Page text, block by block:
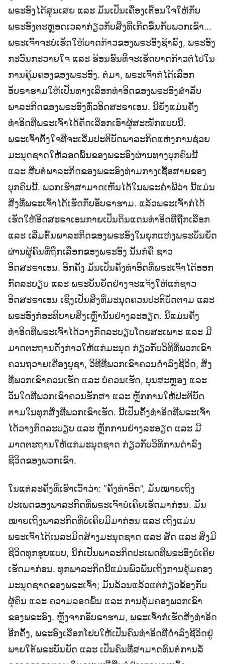
ພຣະອົງໄດ້ສູນເສຍ ແລະ ມັນເປັນເຄື່ອງເຕືອນໃຈໃຫ້ກັບ
ພຣະອົງຕະຫຼອດເວລາກ່ຽວກັບສິ່ງທີ່ເກີດຂຶ້ນກັບພວກເຂົາ...
ພຣະເຈົ້າຈະບໍ່ເຮັດໃຫ້ບາດກ້າວຂອງພຣະອົງຊ້າລົງ, ພຣະອົງ
ກະວົນກະວາຍໃຈ ແລະ ຮ້ອນຮົນທີ່ຈະເຮັດບາດກ້າວຕໍ່ໄປໃນ
ການຄຸ້ມຄອງຂອງພຣະອົງ. ຕໍ່ມາ, ພຣະເຈົ້າກໍໄດ້ເລືອກ
ອັບຣາຮາມໃຫ້ເປັນທາງເລືອກທຳອິດຂອງພຣະອົງສຳລັບ
ພາລະກິດຂອງພຣະອົງທົ່ວອິດສະຣາເອນ. ນີ້ຍັງແມ່ນຄັ້ງ
ທຳອິດທີ່ພຣະເຈົ້າໄດ້ຄັດເລືອກເອົາຜູ້ສະໝັກແບບນີ້.
ພຣະເຈົ້າຕັ້ງໃຈທີ່ຈະເລີ່ມປະຕິບັດພາລະກິດແຫ່ງການຊ່ວຍ
ມະນຸດຊາດໃຫ້ລອດພົ້ນຂອງພຣະອົງຜ່ານທາງບຸກຄົນນີ້
ແລະ ສືບຕໍ່ພາລະກິດຂອງພຣະອົງທ່າມກາງເຊື້ອສາຍຂອງ
ບຸກຄົນນີ້. ພວກເຮົາສາມາດເຫັນໄດ້ໃນພຣະຄຳພີວ່າ ນີ້ແມ່ນ
ສິ່ງທີ່ພຣະເຈົ້າໄດ້ເຮັດກັບອັບຣາຮາມ. ແລ້ວພຣະເຈົ້າກໍໄດ້
ເຮັດໃຫ້ອິດສະຣາເອນກາຍເປັນດິນແດນທຳອິດທີ່ຖືກເລືອກ
ແລະ ເລີ່ມຕົ້ນພາລະກິດຂອງພຣະອົງໃນຍຸກແຫ່ງພຣະບັນຍັດ
ຜ່ານຜູ້ຄົນທີ່ຖືກເລືອກຂອງພຣະອົງ ນັ້ນກໍຄື ຊາວ
ອິດສະຣາເອນ. ອີກຄັ້ງ ມັນເປັນຄັ້ງທຳອິດທີ່ພຣະເຈົ້າໄດ້ອອກ
ກົດລະບຽບ ແລະ ພຣະບັນຍັດຢ່າງຈະແຈ້ງໃຫ້ແກ່ຊາວ
ອິດສະຣາເອນ ເຊິ່ງເປັນສິ່ງທີ່ມະນຸດຄວນປະຕິບັດຕາມ ແລະ
ພຣະອົງກໍອະທິບາຍສິ່ງເຫຼົ່ານັ້ນຢ່າງລະອຽດ. ນີ້ແມ່ນຄັ້ງ
ທຳອິດທີ່ພຣະເຈົ້າໄດ້ວາງກົດລະບຽບໂດຍສະເພາະ ແລະ ມີ
ມາດຕະຖານດັ່ງກ່າວໃຫ້ແກ່ມະນຸດ ກ່ຽວກັບວິທີທີ່ພວກເຂົາ
ຄວນຖວາຍເຄື່ອງບູຊາ, ວິທີທີ່ພວກເຂົາຄວນດຳລົງຊີວິດ, ສິ່ງ
ທີ່ພວກເຂົາຄວນເຮັດ ແລະ ບໍ່ຄວນເຮັດ, ບຸນສະຫຼອງ ແລະ
ວັນໃດທີ່ພວກເຂົາຄວນຮັກສາ ແລະ ຫຼັກການໃຫ້ປະຕິບັດ
ຕາມໃນທຸກສິ່ງທີ່ພວກເຂົາເຮັດ. ນີ້ເປັນຄັ້ງທຳອິດທີ່ພຣະເຈົ້າ
ໄດ້ວາງກົດລະບຽບ ແລະ ຫຼັກການຢ່າງລະອຽດ ແລະ ມີ
ມາດຕະຖານໃຫ້ແກ່ມະນຸດຊາດ ກ່ຽວກັບວິທີການດຳລົງ
ຊີວິດຂອງພວກເຂົາ.
ໃນແຕ່ລະຄັ້ງທີ່ເຮົາເວົ້າວ່າ: “ຄັ້ງທຳອິດ”, ມັນໝາຍເຖິງ
ປະເພດຂອງພາລະກິດທີ່ພຣະເຈົ້າບໍ່ເຄີຍເຮັດມາກ່ອນ. ມັນ
ໝາຍເຖິງພາລະກິດທີ່ບໍ່ເຄີຍມີມາກ່ອນ ແລະ ເຖິງແມ່ນ
ພຣະເຈົ້າໄດ້ເນລະມິດສ້າງມະນຸດຊາດ ແລະ ສັດ ແລະ ສິ່ງມີ
ຊີວິດທຸກຮູບແບບ, ນີ້ກໍເປັນພາລະກິດປະເພດທີ່ພຣະອົງບໍ່ເຄີຍ
ເຮັດມາກ່ອນ. ທຸກພາລະກິດນີ້ແມ່ນພົວພັນເຖິງການຄຸ້ມຄອງ
ມະນຸດຊາດຂອງພຣະເຈົ້າ; ມັນລ້ວນແລ້ວແຕ່ກ່ຽວຂ້ອງກັບ
ຜູ້ຄົນ ແລະ ຄວາມລອດພົ້ນ ແລະ ການຄຸ້ມຄອງພວກເຂົາ
ຂອງພຣະອົງ. ຫຼັງຈາກອັບຣາຮາມ, ພຣະເຈົ້າກໍເຮັດສິ່ງທຳອິດ
ອີກຄັ້ງ, ພຣະອົງເລືອກໂຢບໃຫ້ເປັນຄົນທຳອິດທີ່ດຳລົງຊີວິດຢູ່
ພາຍໃຕ້ພຣະບັນຍັດ ແລະ ເປັນຄົນທີ່ສາມາດທົນຕໍ່ການລໍ້